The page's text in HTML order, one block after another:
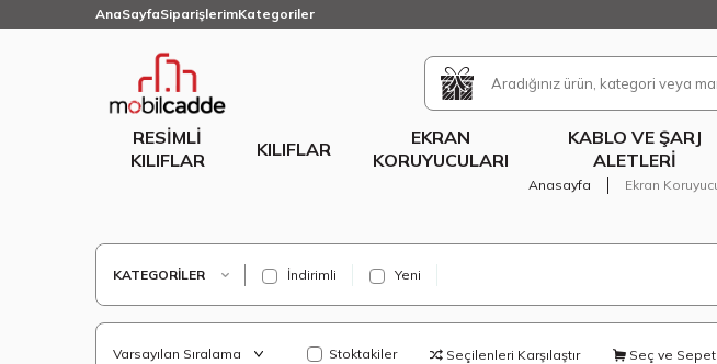
AnaSayfaSiparişlerimKategoriler
RESIMLI
KILIFLAR
KILIFLAR
EKRAN
KORUYUCULARI
KABLO VE ŞARJ
ALETLERI
Anasayfa Ekran
KATEGORILER İndirimli Yeni
Stoktakiler Seçilenleri Karşılaştır Seç ve